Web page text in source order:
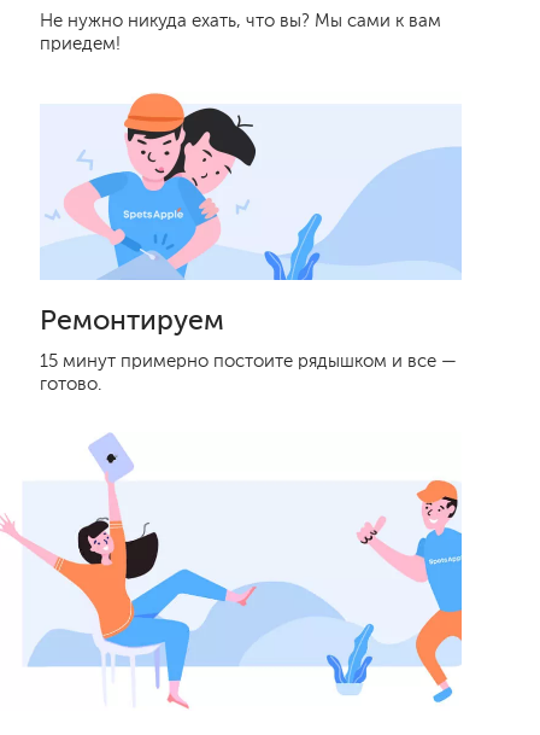
Не нужно никуда ехать, что вы? Мы сами к вам
приедем!
Ремонтируем
15 минут примерно постоите рядышком и все —
готово.